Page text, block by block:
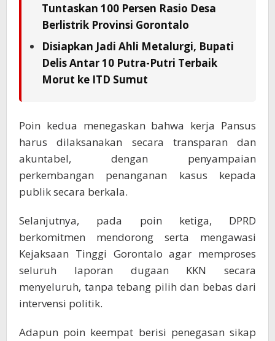
Tuntaskan 100 Persen Rasio Desa
Berlistrik Provinsi Gorontalo
Disiapkan Jadi Ahli Metalurgi, Bupati
Delis Antar 10 Putra-Putri Terbaik
Morut ke ITD Sumut
Poin kedua menegaskan bahwa kerja Pansus
harus dilaksanakan secara transparan dan
akuntabel, dengan penyampaian
perkembangan penanganan kasus kepada
publik secara berkala.
Selanjutnya, pada poin ketiga, DPRD
berkomitmen mendorong serta mengawasi
Kejaksaan Tinggi Gorontalo agar memproses
seluruh laporan dugaan KKN secara
menyeluruh, tanpa tebang pilih dan bebas dari
intervensi politik.
Adapun poin keempat berisi penegasan sikap